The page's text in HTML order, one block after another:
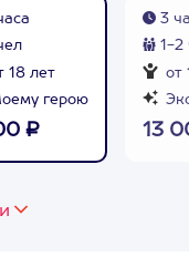
18 лет
герою
₽
3
1-2
от
13